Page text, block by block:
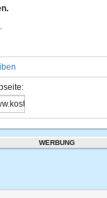
WERBUNG